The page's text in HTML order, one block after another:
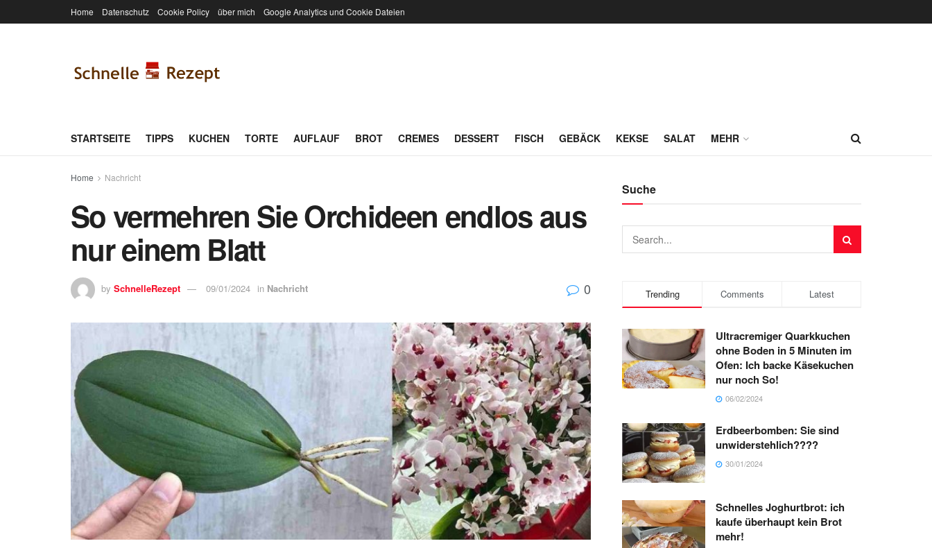
Home Datenschutz Cookie Policy über mich Google Analytics und Cookie Dateien
STARTSEITE TIPPS KUCHEN TORTE AUFLAUF BROT CREMES DESSERT FISCH GEBÄCK KEKSE SALAT MEHR
Home Nachricht
So vermehren Sie Orchideen endlos aus
nur einem Blatt
by SchnelleRezept 09/01/2024 in Nachricht 0
Suche
Trending Comments Latest
Ultracremiger Quarkkuchen
ohne Boden in 5 Minuten im
Ofen: Ich backe Käsekuchen
nur noch So!
06/02/2024
Erdbeerbomben: Sie sind
unwiderstehlich????
30/01/2024
Schnelles Joghurtbrot: ich
kaufe überhaupt kein Brot
mehr!